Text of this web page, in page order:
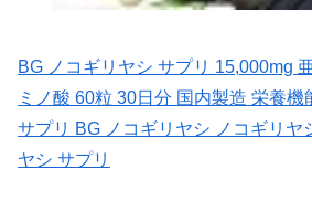
BG ノコギリヤシ サプリ 15,000mg
ミノ酸 60粒 30日分 国内製造 栄養
サプリ BG ノコギリヤシ ノコギリヤ
ヤシ サプリ